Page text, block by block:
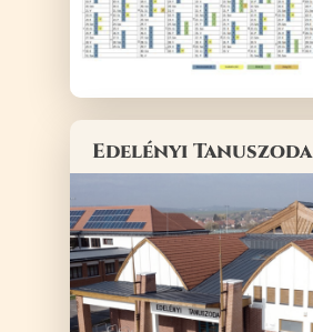
Edelényi Tanuszoda